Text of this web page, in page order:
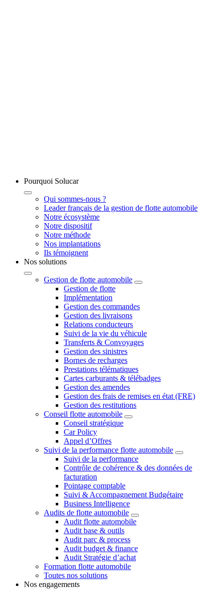
Pourquoi Solucar
Qui sommes-nous ?
Leader français de la gestion de flotte automobile
Notre écosystème
Notre dispositif
Notre méthode
Nos implantations
Ils témoignent
Nos solutions
Gestion de flotte automobile
Gestion de flotte
Implémentation
Gestion des commandes
Gestion des livraisons
Relations conducteurs
Suivi de la vie du véhicule
Transferts & Convoyages
Gestion des sinistres
Bornes de recharges
Prestations télématiques
Cartes carburants & télébadges
Gestion des amendes
Gestion des frais de remises en état (FRE)
Gestion des restitutions
Conseil flotte automobile
Conseil stratégique
Car Policy
Appel d’Offres
Suivi de la performance flotte automobile
Suivi de la performance
Contrôle de cohérence & des données de
facturation
Pointage comptable
Suivi & Accompagnement Budgétaire
Business Intelligence
Audits de flotte automobile
Audit flotte automobile
Audit base & outils
Audit parc & process
Audit budget & finance
Audit Stratégie d’achat
Formation flotte automobile
Toutes nos solutions
Nos engagements